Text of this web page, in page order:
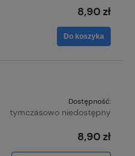
8,90 zł
Do koszyka
Dostępność:
tymczasowo niedostępny
8,90 zł